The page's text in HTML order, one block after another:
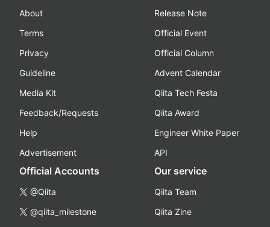
About
Terms
Privacy
Guideline
Media Kit
Feedback/Requests
Help
Advertisement
Release Note
Official Event
Official Column
Advent Calendar
Qiita Tech Festa
Qiita Award
Engineer White Paper
API
Official Accounts
@Qiita
@qiita_milestone
Our service
Qiita Team
Qiita Zine